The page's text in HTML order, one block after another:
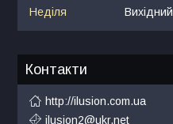
Неділя
Вихідний
Контакти
http://ilusion.com.ua
ilusion2@ukr.net